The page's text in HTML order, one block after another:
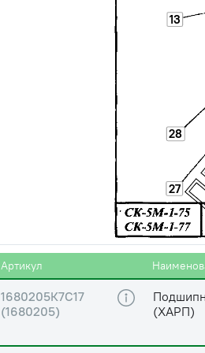
13
27
28
Артикул
(BBC/
(1680205 (UH
206S/H306))
1680205К7С17
(1680205)
(ХАРП)